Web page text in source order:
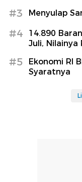
#3 Menyulap
#4
14.890
Juli, Nilainya
#5
Ekonomi RI
Syaratnya